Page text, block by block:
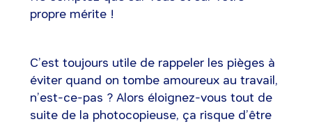
propre mérite !
C’est toujours utile de rappeler les pièges à
éviter quand on tombe amoureux au travail,
n’est-ce-pas ? Alors éloignez-vous tout de
suite de la photocopieuse, ça risque d’être